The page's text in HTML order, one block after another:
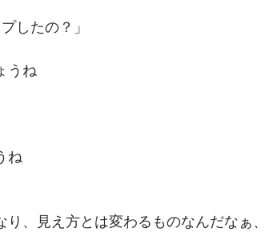
したの？」
うね
ね
、見え方とは変わるものなんだなぁ、